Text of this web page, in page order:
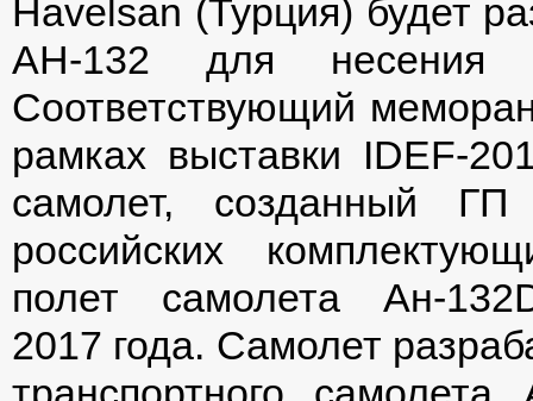
Havelsan (Турция) будет
АН-132 для несения
Соответствующий
рамках выставки IDEF-
самолет, созданный ГП
российских
полет самолета Ан-
2017 года. Самолет